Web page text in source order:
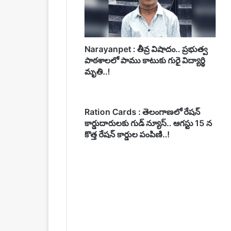
Narayanpet : తీవ్ర విషాదం.. ప్రభుత్వ
పాఠశాలలో పాము కాటుకు గురై విద్యార్థి
మృతి..!
Ration Cards : తెలంగాణలో రేషన్
కార్డుదారులకు గుడ్ న్యూస్.. ఆగస్టు 15 న
కొత్త రేషన్ కార్డుల పంపిణి..!